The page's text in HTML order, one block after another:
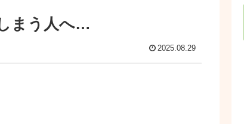
まう人へ…
2025.08.29